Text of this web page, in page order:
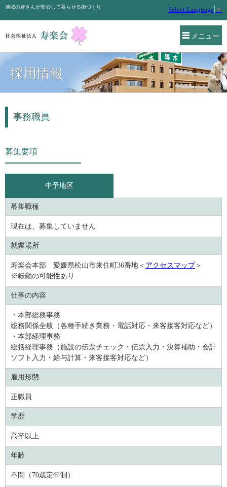
メニュー
地域の皆さんが安心して暮らせる街づくり Select Language ▼
採用情報
事務職員
募集要項
中予地区
募集職種
現在は、募集していません
就業場所
寿楽会本部 愛媛県松山市来住町36番地＜ アクセスマップ＞
※転勤の可能性あり
仕事の内容
・本部総務事務
総務関係全般（各種手続き業務・電話対応・来客接客対応など）
・本部経理事務
総括経理事務（施設の伝票チェック・伝票入力・決算補助・会計
ソフト入力・給与計算・来客接客対応など）
雇用形態
正職員
学歴
高卒以上
年齢
不問（70歳定年制）